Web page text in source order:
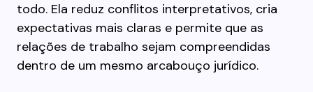
todo. Ela reduz conflitos interpretativos, cria
expectativas mais claras e permite que as
relações de trabalho sejam compreendidas
dentro de um mesmo arcabouço jurídico.